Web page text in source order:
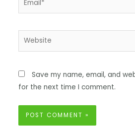
Save my name, email, and
for the next time I comment.